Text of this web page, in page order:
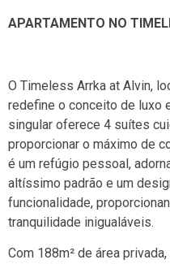
APARTAMENTO NO
O Timeless Arrka at Alvin,
redefine o conceito de luxo
singular oferece 4 suítes
proporcionar o máximo de
é um refúgio pessoal,
altíssimo padrão e um
funcionalidade,
tranquilidade inigualáveis.
Com 188m² de área